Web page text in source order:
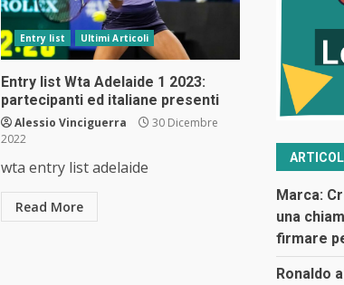
Entry list Ultimi Articoli
Entry list Wta Adelaide 1 2023:
partecipanti ed italiane presenti
Alessio Vinciguerra
30 Dicembre
2022
wta entry list adelaide
Read More
Marca:
una
firmare
Ronaldo